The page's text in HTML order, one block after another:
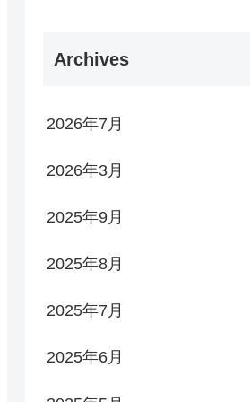
Archives
2026年7月
2026年3月
2025年9月
2025年8月
2025年7月
2025年6月